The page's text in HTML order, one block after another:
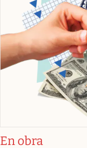
En obra